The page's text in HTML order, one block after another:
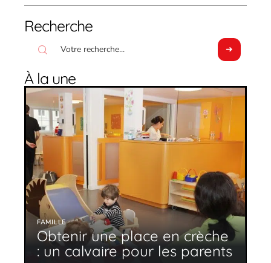
Recherche
À la une
FAMILLE
Obtenir une place en crèche
: un calvaire pour les parents